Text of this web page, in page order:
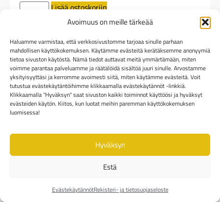
Avoimuus on meille tärkeää
Haluamme varmistaa, että verkkosivustomme tarjoaa sinulle parhaan
mahdollisen käyttökokemuksen. Käytämme evästeitä kerätäksemme anonyymiä
tietoa sivuston käytöstä. Nämä tiedot auttavat meitä ymmärtämään, miten
voimme parantaa palveluamme ja räätälöidä sisältöä juuri sinulle. Arvostamme
yksityisyyttäsi ja kerromme avoimesti siitä, miten käytämme evästeitä. Voit
tutustua evästekäytäntöihimme klikkaamalla evästekäytännöt -linkkiä.
Klikkaamalla "Hyväksyn" saat sivuston kaikki toiminnot käyttöösi ja hyväksyt
evästeiden käytön. Kiitos, kun luotat meihin paremman käyttökokemuksen
luomisessa!
Hyväksyn
Estä
EvästekäytännötRekisteri- ja tietosuojaseloste
Lisää ostoskoriin